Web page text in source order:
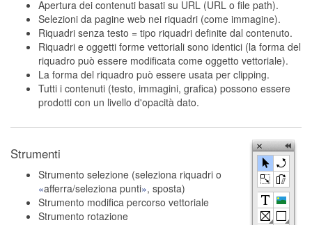
Apertura dei contenuti basati su URL (URL o file path).
Selezioni da pagine web nei riquadri (come immagine).
Riquadri senza testo = tipo riquadri definite dal contenuto.
Riquadri e oggetti forme vettoriali sono identici (la forma del
riquadro può essere modificata come oggetto vettoriale).
La forma del riquadro può essere usata per clipping.
Tutti i contenuti (testo, immagini, grafica) possono essere
prodotti con un livello d'opacità dato.
Strumenti
Strumento selezione (seleziona riquadri o
afferra/seleziona punti , sposta)
Strumento modifica percorso vettoriale
Strumento rotazione